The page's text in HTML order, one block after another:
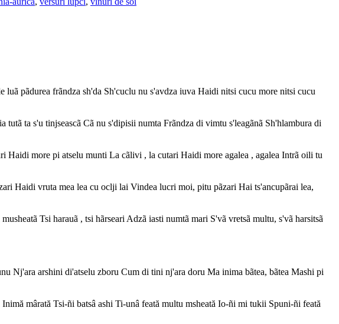
frãndza sh'da Sh'cuclu nu s'avdza iuva Haidi nitsi cucu more nitsi cucu
s'u tinjseascã Cã nu s'dipisii numta Frãndza di vimtu s'leagãnã Sh'hlambura di
more pi atselu munti La cãlivi , la cutari Haidi more agalea , agalea Intrã oili tu
vruta mea lea cu oclji lai Vindea lucri moi, pitu pãzari Hai ts'ancupãrai lea,
Tsi harauã , tsi hãrseari Adzã iasti numtã mari S'vã vretsã multu, s'vã harsitsã
arshini di'atselu zboru Cum di tini nj'ara doru Ma inima bãtea, bãtea Mashi pi
mârată Tsi-ñi batsâ ashi Ti-unâ feată multu msheată Io-ñi mi tukii Spuni-ñi feată